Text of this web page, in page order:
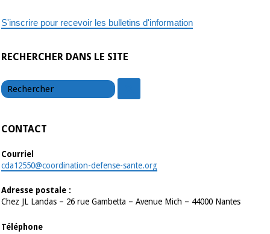
S'inscrire pour recevoir les bulletins d'information
RECHERCHER DANS LE SITE
CONTACT
Courriel
cda12550@coordination-defense-sante.org
Adresse postale :
Chez JL Landas – 26 rue Gambetta – Avenue Mich – 44000 Nantes
Téléphone